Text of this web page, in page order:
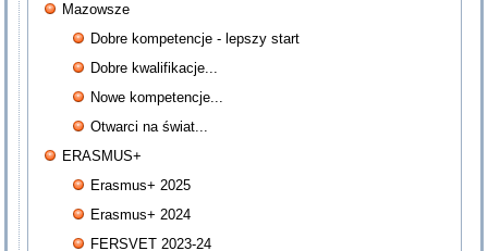
Mazowsze
Dobre kompetencje - lepszy start
Dobre kwalifikacje...
Nowe kompetencje...
Otwarci na świat...
ERASMUS+
Erasmus+ 2025
Erasmus+ 2024
FERSVET 2023-24